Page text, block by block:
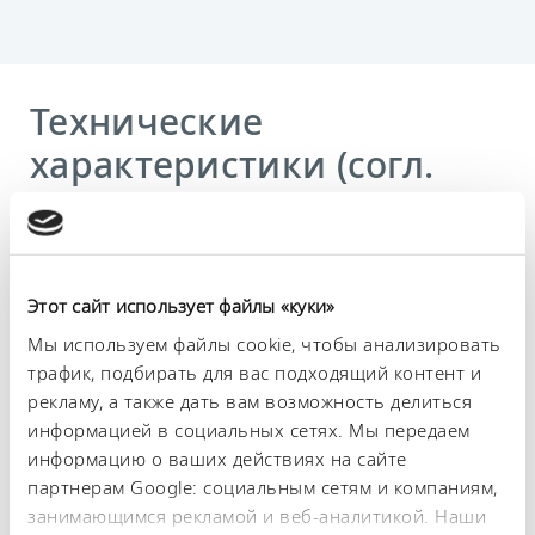
Этот сайт использует файлы «куки»
Мы используем файлы cookie, чтобы анализировать
трафик, подбирать для вас подходящий контент и
рекламу, а также дать вам возможность делиться
информацией в социальных сетях. Мы передаем
информацию о ваших действиях на сайте
партнерам Google: социальным сетям и компаниям,
занимающимся рекламой и веб-аналитикой. Наши
Технические
характеристики (согл.
DIN 12876)
-40 ... 200 °C
Рабочий диапазон температур
-40 ... 200 °C
Диапазон температуры окружающей среды
5 ... 40 °C
Постоянство температурного режима